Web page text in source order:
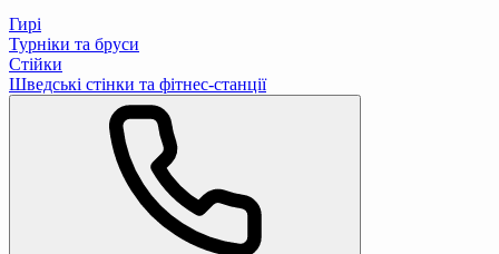
Гирі
Турніки та бруси
Стійки
Шведські стінки та фітнес-станції